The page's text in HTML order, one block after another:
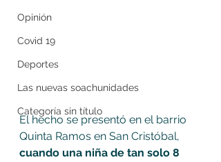
Opinión
Covid 19
Deportes
Las nuevas soachunidades
Categoría sin título
El hecho se presentó en el barrio
Quinta Ramos en San Cristóbal,
cuando una niña de tan solo 8